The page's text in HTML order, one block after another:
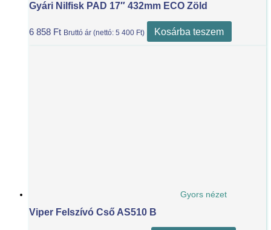
Gyári Nilfisk PAD 17″ 432mm ECO Zöld
6 858 Ft Bruttó ár (nettó: 5 400 Ft) Kosárba teszem
Gyors nézet
Viper Felszívó Cső AS510 B